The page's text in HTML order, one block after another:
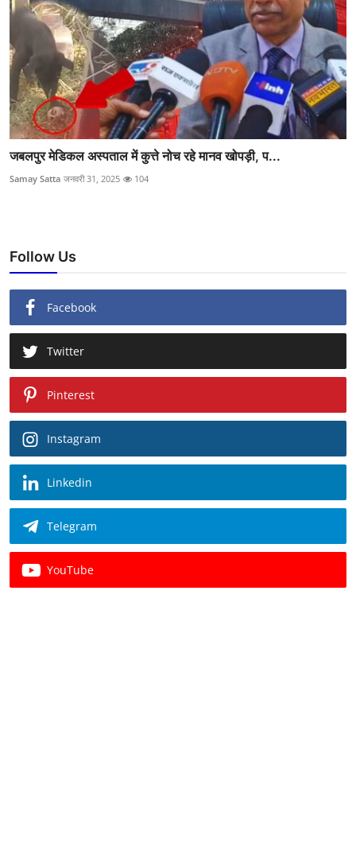
जबलपुर मेडिकल अस्पताल में कुत्ते नोच रहे मानव खोपड़ी, प...
Samay Satta जनवरी 31, 2025 104
Follow Us
Facebook
Twitter
Pinterest
Instagram
Linkedin
Telegram
YouTube